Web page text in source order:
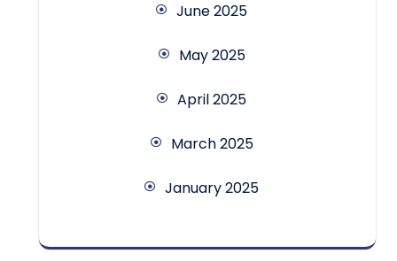
June 2025
May 2025
April 2025
March 2025
January 2025